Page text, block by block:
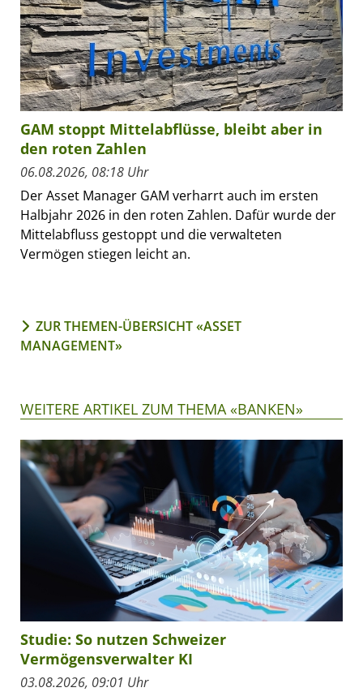
GAM stoppt Mittelabflüsse, bleibt aber in
den roten Zahlen
06.08.2026, 08:18 Uhr
Der Asset Manager GAM verharrt auch im ersten
Halbjahr 2026 in den roten Zahlen. Dafür wurde der
Mittelabfluss gestoppt und die verwalteten
Vermögen stiegen leicht an.
ZUR THEMEN-ÜBERSICHT «ASSET
MANAGEMENT»
WEITERE ARTIKEL ZUM THEMA «BANKEN»
Studie: So nutzen Schweizer
Vermögensverwalter KI
03.08.2026, 09:01 Uhr